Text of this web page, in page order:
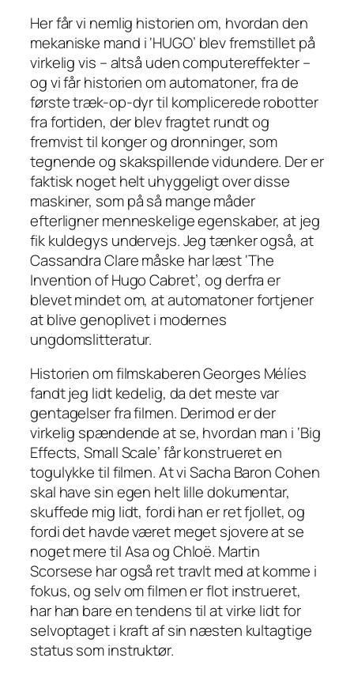
Her får vi nemlig historien om, hvordan den
mekaniske mand i ‘HUGO’ blev fremstillet på
virkelig vis – altså uden computereffekter –
og vi får historien om automatoner, fra de
første træk-op-dyr til komplicerede robotter
fra fortiden, der blev fragtet rundt og
fremvist til konger og dronninger, som
tegnende og skakspillende vidundere. Der er
faktisk noget helt uhyggeligt over disse
maskiner, som på så mange måder
efterligner menneskelige egenskaber, at jeg
fik kuldegys undervejs. Jeg tænker også, at
Cassandra Claremåske har læst ‘The
Invention of Hugo Cabret’, og derfra er
blevet mindet om, at automatoner fortjener
at blive genoplivet i modernes
ungdomslitteratur.
Historien om filmskaberen Georges Mélíes
fandt jeg lidt kedelig, da det meste var
gentagelser fra filmen. Derimod er der
virkelig spændende at se, hvordan man i ‘Big
Effects, Small Scale’ får konstrueret en
togulykke til filmen. At vi Sacha Baron Cohen
skal have sin egen helt lille dokumentar,
skuffede mig lidt, fordi han er ret fjollet, og
fordi det havde været meget sjovere at se
noget mere til Asa og Chloë. Martin
Scorsese har også ret travlt med at komme i
fokus, og selv om filmen er flot instrueret,
har han bare en tendens til at virke lidtfor
selvoptaget i kraft af sin næsten kultagtige
status som instruktør.